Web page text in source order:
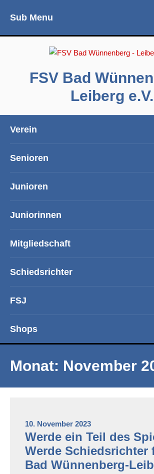
Sub Menu
FSV Bad
Leiberg e.V.
Verein
Senioren
Junioren
Juniorinnen
Mitgliedschaft
Schiedsrichter
FSJ
Shops
Monat: November
10. November 2023
Werde ein Teil des
Werde Schiedsrichter
Bad Wünnenberg-